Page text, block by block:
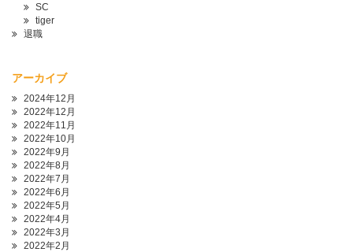
SC
tiger
退職
アーカイブ
2024年12月
2022年12月
2022年11月
2022年10月
2022年9月
2022年8月
2022年7月
2022年6月
2022年5月
2022年4月
2022年3月
2022年2月